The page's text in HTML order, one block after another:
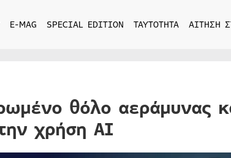
E-MAG SPECIAL EDITION ΤΑΥΤΟΤΗΤΑ ΑΙΤΗΣΗ
θόλο αεράμυνας
χρήση AI